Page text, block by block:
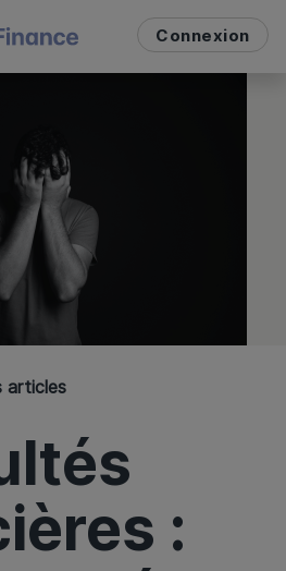
Connexion
articles
: